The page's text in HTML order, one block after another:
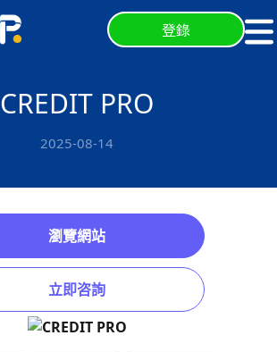
登錄
CREDIT PRO
2025-08-14
瀏覽網站
立即咨詢